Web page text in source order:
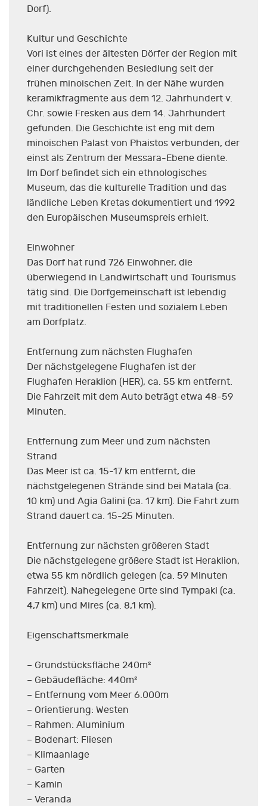
Dorf).
Kultur und Geschichte
Vori ist eines der ältesten Dörfer der Region mit
einer durchgehenden Besiedlung seit der
frühen minoischen Zeit. In der Nähe wurden
keramikfragmente aus dem 12. Jahrhundert v.
Chr. sowie Fresken aus dem 14. Jahrhundert
gefunden. Die Geschichte ist eng mit dem
minoischen Palast von Phaistos verbunden, der
einst als Zentrum der Messara-Ebene diente.
Im Dorf befindet sich ein ethnologisches
Museum, das die kulturelle Tradition und das
ländliche Leben Kretas dokumentiert und 1992
den Europäischen Museumspreis erhielt.
Einwohner
Das Dorf hat rund 726 Einwohner, die
überwiegend in Landwirtschaft und Tourismus
tätig sind. Die Dorfgemeinschaft ist lebendig
mit traditionellen Festen und sozialem Leben
am Dorfplatz.
Entfernung zum nächsten Flughafen
Der nächstgelegene Flughafen ist der
Flughafen Heraklion (HER), ca. 55 km entfernt.
Die Fahrzeit mit dem Auto beträgt etwa 48-59
Minuten.
Entfernung zum Meer und zum nächsten
Strand
Das Meer ist ca. 15-17 km entfernt, die
nächstgelegenen Strände sind bei Matala (ca.
10 km) und Agia Galini (ca. 17 km). Die Fahrt zum
Strand dauert ca. 15-25 Minuten.
Entfernung zur nächsten größeren Stadt
Die nächstgelegene größere Stadt ist Heraklion,
etwa 55 km nördlich gelegen (ca. 59 Minuten
Fahrzeit). Nahegelegene Orte sind Tympaki (ca.
4,7 km) und Mires (ca. 8,1 km).
Eigenschaftsmerkmale
– Grundstücksfläche 240m²
– Gebäudefläche: 440m²
– Entfernung vom Meer 6.000m
– Orientierung: Westen
– Rahmen: Aluminium
– Bodenart: Fliesen
– Klimaanlage
– Garten
– Kamin
– Veranda